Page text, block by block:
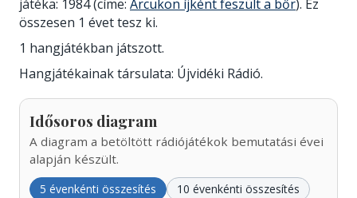
játéka: 1984 (címe: Arcukon íjként feszült a bőr). Ez
összesen 1 évet tesz ki.
1 hangjátékban játszott.
Hangjátékainak társulata: Újvidéki Rádió.
Idősoros diagram
A diagram a betöltött rádiójátékok bemutatási évei
alapján készült.
5 évenkénti összesítés 10 évenkénti összesítés